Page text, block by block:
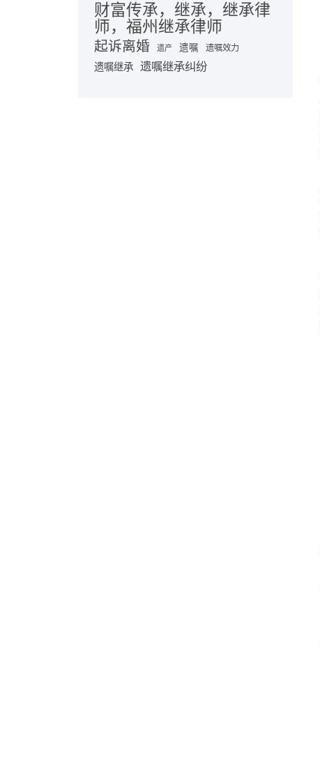
财富传承，继承，继承律
师，福州继承律师
起诉离婚 遗产 遗嘱 遗嘱效力
遗嘱继承 遗嘱继承纠纷